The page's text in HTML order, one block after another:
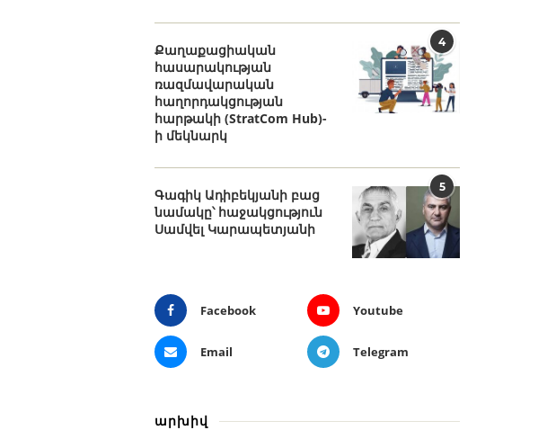
4
Քաղաքացիական
հասարակության
ռազմավարական
հաղորդակցության
հարթակի (StratCom Hub)-
ի մեկնարկ
5
Գագիկ Ադիբեկյանի բաց
նամակը՝ հաջակցություն
Սամվել Կարապետյանի
Facebook Youtube
Email Telegram
արխիվ